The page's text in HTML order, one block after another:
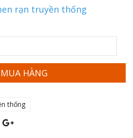
rạn truyền thống
MUA HÀNG
thống